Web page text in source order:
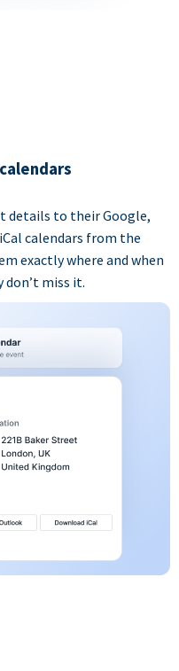
details to their Google,
calendars from the
exactly where and when
don’t miss it.